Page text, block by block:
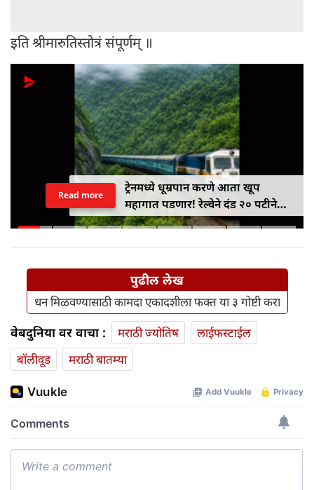
इति श्रीमारुतिस्तोत्रं संपूर्णम् ॥
ट्रेनमध्ये धूम्रपान करणे आता खूप
महागात पडणार! रेल्वेने दंड २० पटीने
वाढवून ₹१०० वरून ₹२,००० केला
Read more
पुढील लेख
धन मिळवण्यासाठी कामदा एकादशीला फक्त या ३ गोष्टी करा
वेबदुनिया वर वाचा : मराठी ज्योतिष
लाईफस्टाईल
बॉलीवूड
मराठी बातम्या